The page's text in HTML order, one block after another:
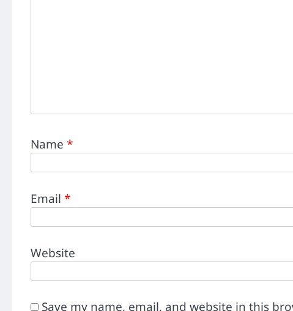
Name *
Email *
Website
Save my name, email, and website in this